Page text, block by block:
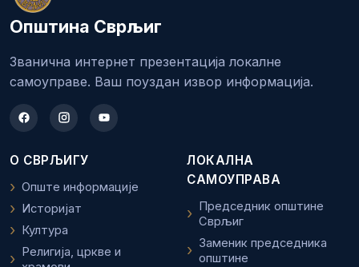
Општина Сврљиг
Званична интернет презентација локалне
самоуправе. Ваш поуздан извор информација.
О СВРЉИГУ
Опште информације
Историјат
Култура
Религија, цркве и
ЛОКАЛНА
САМОУПРАВА
Председник општине
Сврљиг
Заменик председника
општине